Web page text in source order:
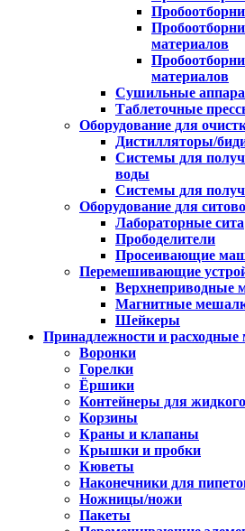
материалов
материалов
Сушильные
Таблеточные
Оборудование для
Дистилляторы/
Системы для
воды
Системы для
Оборудование для
Лабораторные сита
Прободелители
Просеивающие
Перемешивающие
Верхнеприводные
Магнитные
Шейкеры
Принадлежности и расходные
Воронки
Горелки
Ёршики
Контейнеры для жидкого
Корзины
Краны и клапаны
Крышки и пробки
Кюветы
Наконечники для
Ножницы/ножи
Пакеты